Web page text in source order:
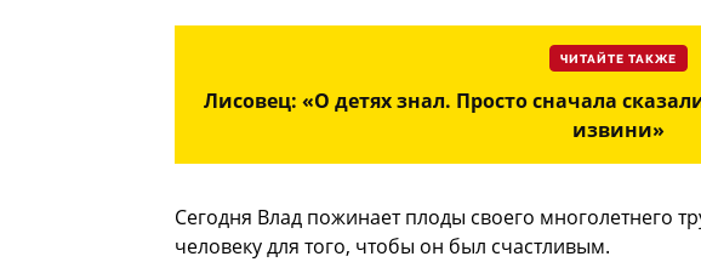
ЧИТАЙТЕ ТАКЖЕ
Лисовец: «О детях знал. Просто сначала
извини»
Сегодня Влад пожинает плоды своего многолетнего
человеку для того, чтобы он был счастливым.